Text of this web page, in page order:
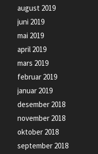
august 2019
juni 2019
mai 2019
april 2019
mars 2019
februar 2019
januar 2019
desember 2018
november 2018
oktober 2018
september 2018